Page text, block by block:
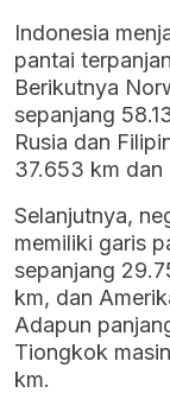
Indonesia
pantai
Berikutnya
sepanjang
Rusia dan
37.653 km dan
Selanjutnya,
memiliki garis
sepanjang
km, dan
Adapun
Tiongkok
km.